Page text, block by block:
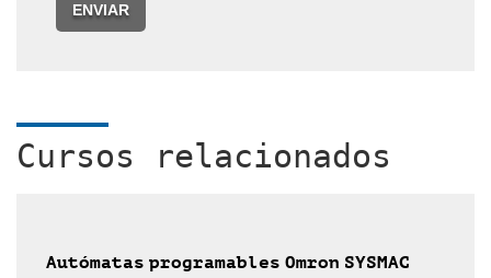
ENVIAR
Cursos relacionados
Autómatas programables Omron SYSMAC